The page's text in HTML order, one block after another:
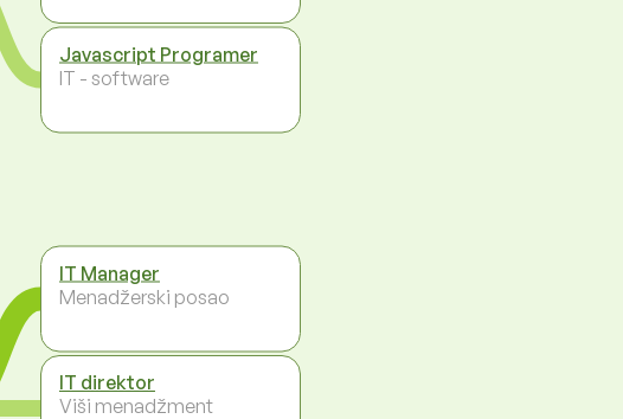
Javascript Programer
IT - software
IT Manager
Menadžerski posao
IT direktor
Viši menadžment